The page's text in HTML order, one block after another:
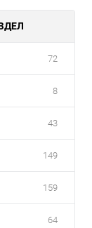
72
8
43
149
159
64